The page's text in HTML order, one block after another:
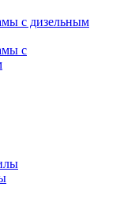
с дизельным
с